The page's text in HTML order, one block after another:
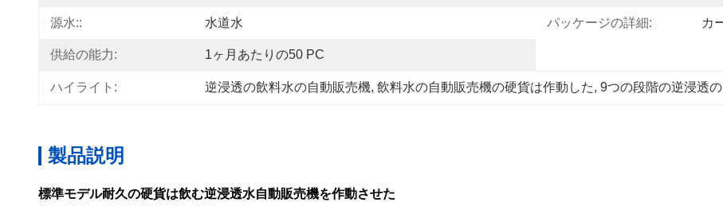
源水:: 水道水 パッケージの詳細: カ
供給の能力: 1ヶ月あたりの50 PC
ハイライト: 逆浸透の飲料水の自動販売機, 飲料水の自動販売機の硬貨は作動した, 9つの段階の逆浸透
製品説明
標準モデル耐久の硬貨は飲む逆浸透水自動販売機を作動させた